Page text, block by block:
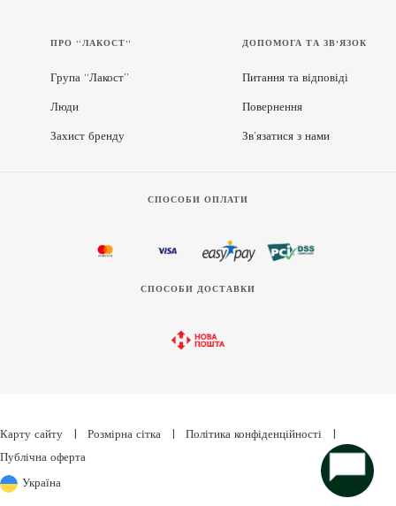
ПРО “ЛАКОСТ”
Група “Лакост”
Люди
Захист бренду
ДОПОМОГА ТА ЗВ'ЯЗОК
Питання та відповіді
Повернення
Зв’язатися з нами
СПОСОБИ ОПЛАТИ
СПОСОБИ ДОСТАВКИ
Карту сайту Розмірна сітка Політика конфіденційності
Публічна оферта
Україна